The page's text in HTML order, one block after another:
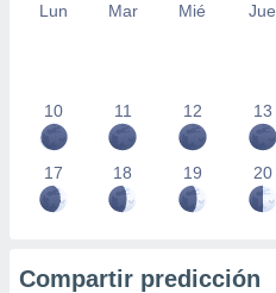
Lun Mar Mié Jue
10 11 12 13
17 18 19 20
Compartir predicción